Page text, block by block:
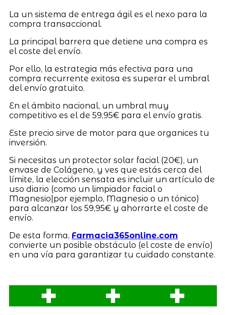
La un sistema de entrega ágil es el nexo para la
compra transaccional.
La principal barrera que detiene una compra es
el coste del envío.
Por ello, la estrategia más efectiva para una
compra recurrente exitosa es superar el umbral
del envío gratuito.
En el ámbito nacional, un umbral muy
competitivo es el de 59,95€ para el envío gratis.
Este precio sirve de motor para que organices tu
inversión.
Si necesitas un protector solar facial (20€), un
envase de Colágeno, y ves que estás cerca del
límite, la elección sensata es incluir un artículo de
uso diario (como un limpiador facial o
Magnesio|por ejemplo, Magnesio o un tónico)
para alcanzar los 59,95€ y ahorrarte el coste de
envío.
De esta forma, Farmacia365online.com
convierte un posible obstáculo (el coste de envío)
en una vía para garantizar tu cuidado constante.